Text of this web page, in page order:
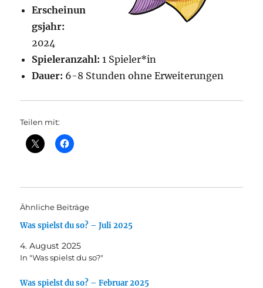
Erscheinun
gsjahr:
2024
Spieleranzahl: 1 Spieler*in
Dauer: 6-8 Stunden ohne Erweiterungen
Teilen mit:
Ähnliche Beiträge
Was spielst du so? – Juli 2025
4. August 2025
In "Was spielst du so?"
Was spielst du so? – Februar 2025